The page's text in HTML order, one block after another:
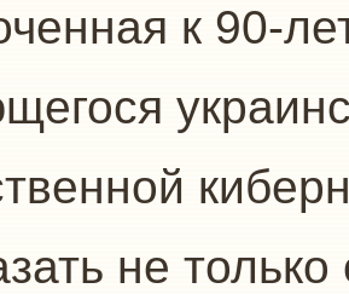
к 90-
не